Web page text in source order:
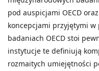
pod auspicjami OECD
koncepcjami przyjętymi
badaniach OECD stoi
instytucje te definiują
rozmaitych umiejętności